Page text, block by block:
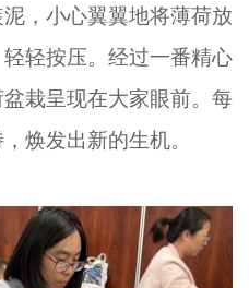
，小心翼翼地将薄荷放
轻按压。经过一番精心
栽呈现在大家眼前。每
焕发出新的生机。